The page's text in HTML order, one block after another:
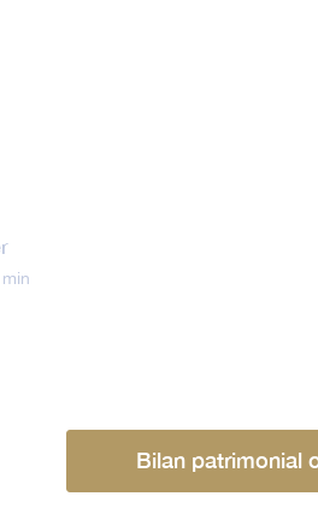
Bilan patrimonial